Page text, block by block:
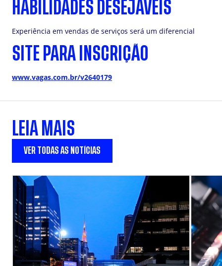
HABILIDADES DESEJÁVEIS
Experiência em vendas de serviços será um diferencial
SITE PARA INSCRIÇÃO
www.vagas.com.br/v2640179
LEIA MAIS
VER TODAS AS NOTÍCIAS